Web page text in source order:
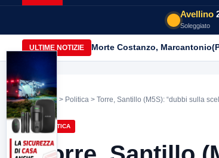
Avellino
Soleggiato
ULTIME NOTIZIE Morte Costanzo,
Home > Politica > Torre, Santillo (M5S): “dubbi sulla
POLITICA